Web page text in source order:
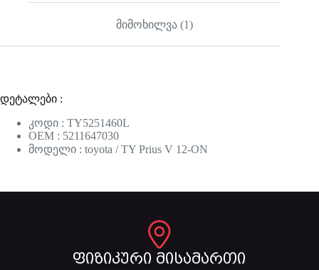
მიმოხილვა (1)
დეტალები :
კოდი : TY5251460L
OEM : 5211647030
მოდელი : toyota / TY Prius V 12-ON
ფიზიკური მისამართი